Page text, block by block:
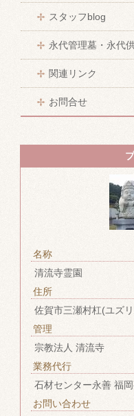
スタッフblog
永代管理墓・永代
関連リンク
お問合せ
名称
清流寺霊園
住所
佐賀市三瀬村杠(ユズ
管理
宗教法人 清流寺
業務代行
石材センター永善 福
お問い合わせ